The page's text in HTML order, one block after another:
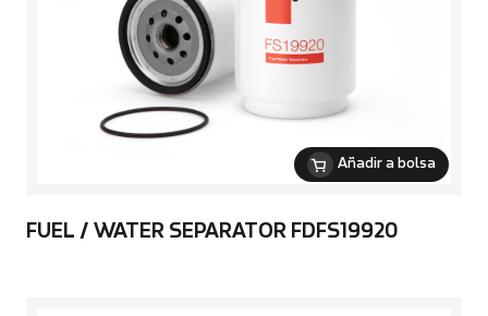
Añadir a bolsa
FUEL / WATER SEPARATOR FDFS19920